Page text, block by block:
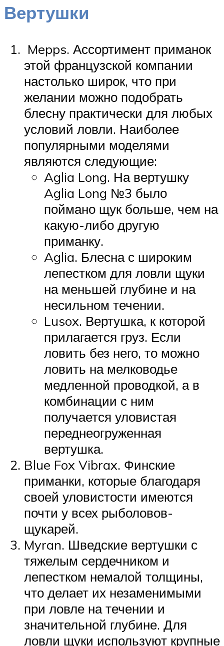
Вертушки
Mepps. Ассортимент приманок
этой французской компании
настолько широк, что при
желании можно подобрать
блесну практически для любых
условий ловли. Наиболее
популярными моделями
являются следующие:
Aglia Long. На вертушку
Aglia Long №3 было
поймано щук больше, чем на
какую-либо другую
приманку.
Aglia. Блесна с широким
лепестком для ловли щуки
на меньшей глубине и на
несильном течении.
Lusox. Вертушка, к которой
прилагается груз. Если
ловить без него, то можно
ловить на мелководье
медленной проводкой, а в
комбинации с ним
получается уловистая
переднеогруженная
вертушка.
Blue Fox Vibrax. Финские
приманки, которые благодаря
своей уловистости имеются
почти у всех рыболовов-
щукарей.
Myran. Шведские вертушки с
тяжелым сердечником и
лепестком немалой толщины,
что делает их незаменимыми
при ловле на течении и
значительной глубине. Для
ловли щуки используют крупные